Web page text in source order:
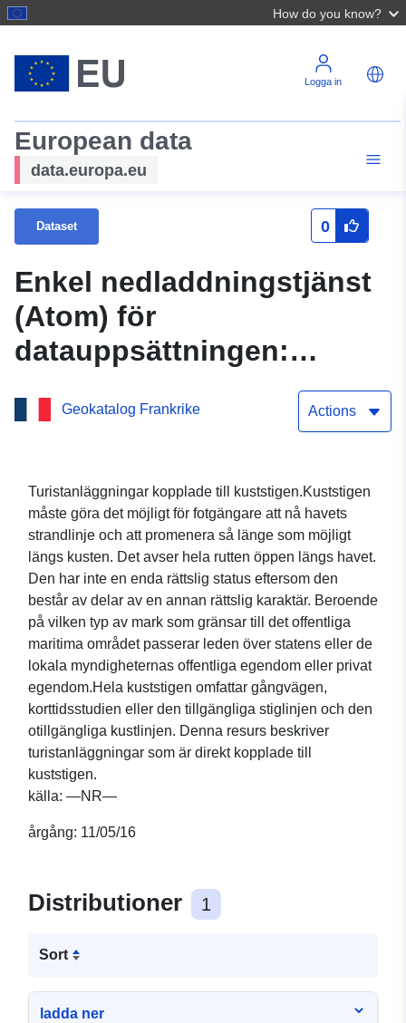
How do you know?
Logga in
European data
data.europa.eu
Dataset 0
Enkel nedladdningstjänst
(Atom) för
datauppsättningen:
kopplade till kuststigen
Geokatalog Frankrike Actions
Turistanläggningar kopplade till kuststigen.Kuststigen
måste göra det möjligt för fotgängare att nå havets
strandlinje och att promenera så länge som möjligt
längs kusten. Det avser hela rutten öppen längs havet.
Den har inte en enda rättslig status eftersom den
består av delar av en annan rättslig karaktär. Beroende
på vilken typ av mark som gränsar till det offentliga
maritima området passerar leden över statens eller de
lokala myndigheternas offentliga egendom eller privat
egendom.Hela kuststigen omfattar gångvägen,
korttidsstudien eller den tillgängliga stiglinjen och den
otillgängliga kustlinjen. Denna resurs beskriver
turistanläggningar som är direkt kopplade till
kuststigen.
källa: —NR—
årgång: 11/05/16
Distributioner 1
Sort
ladda ner